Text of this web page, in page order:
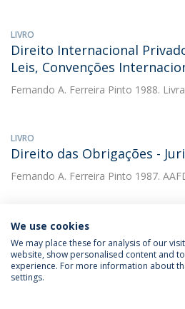
LIVRO
Direito Internacional
Leis, Convenções
Fernando A. Ferreira Pinto 1988.
LIVRO
Direito das Obrigações -
Fernando A. Ferreira Pinto 1987.
Política de Privacidade
We use cookies
We may place these for analysis of our
website, show personalised content and
experience. For more information about
settings.